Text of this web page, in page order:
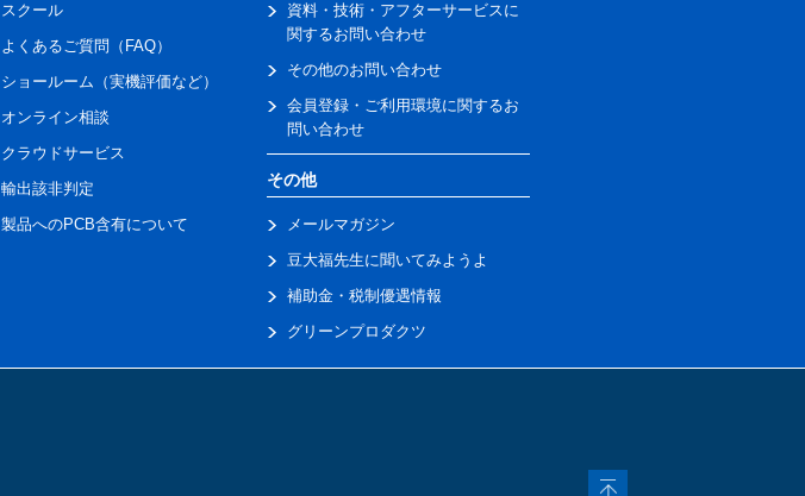
スクール
よくあるご質問（FAQ）
ショールーム（実機評価など）
オンライン相談
クラウドサービス
輸出該非判定
製品へのPCB含有について
資料・技術・アフターサービスに
関するお問い合わせ
その他のお問い合わせ
会員登録・ご利用環境に関するお
問い合わせ
その他
メールマガジン
豆大福先生に聞いてみようよ
補助金・税制優遇情報
グリーンプロダクツ